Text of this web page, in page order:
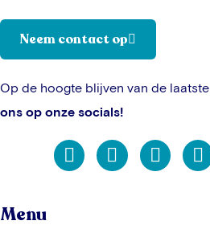
Neem contact op
Op de hoogte blijven van de
ons op onze socials!
Menu